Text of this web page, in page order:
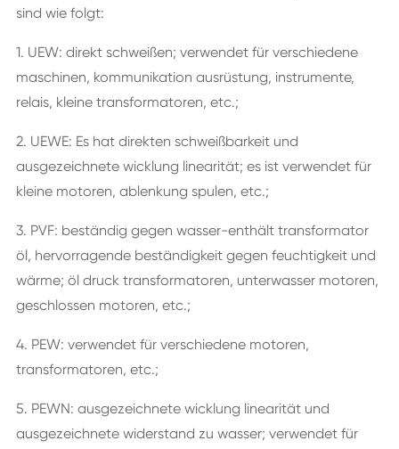
sind wie folgt:
1. UEW: direkt schweißen; verwendet für verschiedene
maschinen, kommunikation ausrüstung, instrumente,
relais, kleine transformatoren, etc.;
2. UEWE: Es hat direkten schweißbarkeit und
ausgezeichnete wicklung linearität; es ist verwendet für
kleine motoren, ablenkung spulen, etc.;
3. PVF: beständig gegen wasser-enthält transformator
öl, hervorragende beständigkeit gegen feuchtigkeit und
wärme; öl druck transformatoren, unterwasser motoren,
geschlossen motoren, etc.;
4. PEW: verwendet für verschiedene motoren,
transformatoren, etc.;
5. PEWN: ausgezeichnete wicklung linearität und
ausgezeichnete widerstand zu wasser; verwendet für